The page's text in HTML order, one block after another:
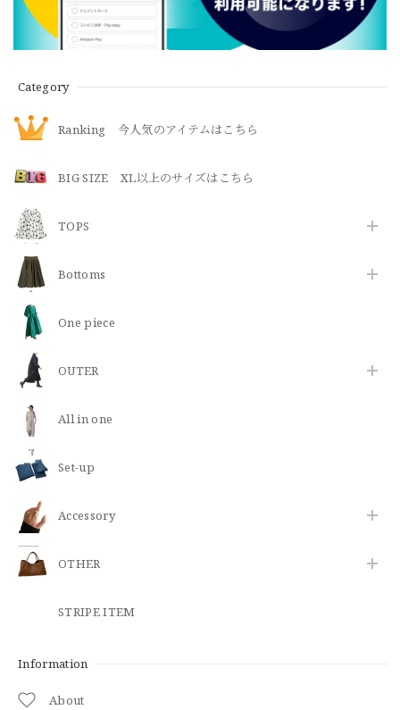
Category
Ranking 今人気のアイテムはこちら
BIG SIZE XL以上のサイズはこちら
TOPS
Bottoms
One piece
OUTER
All in one
Set-up
​Accessory
OTHER
STRIPE ITEM
Information
About